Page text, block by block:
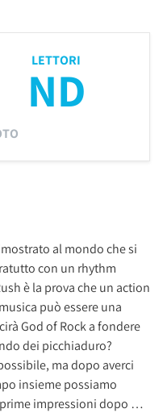
LETTORI
ND
al mondo che si
con un rhythm
è la prova che un action
può essere una
God of Rock a fondere
dei picchiaduro?
ma dopo averci
insieme possiamo
impressioni dopo …